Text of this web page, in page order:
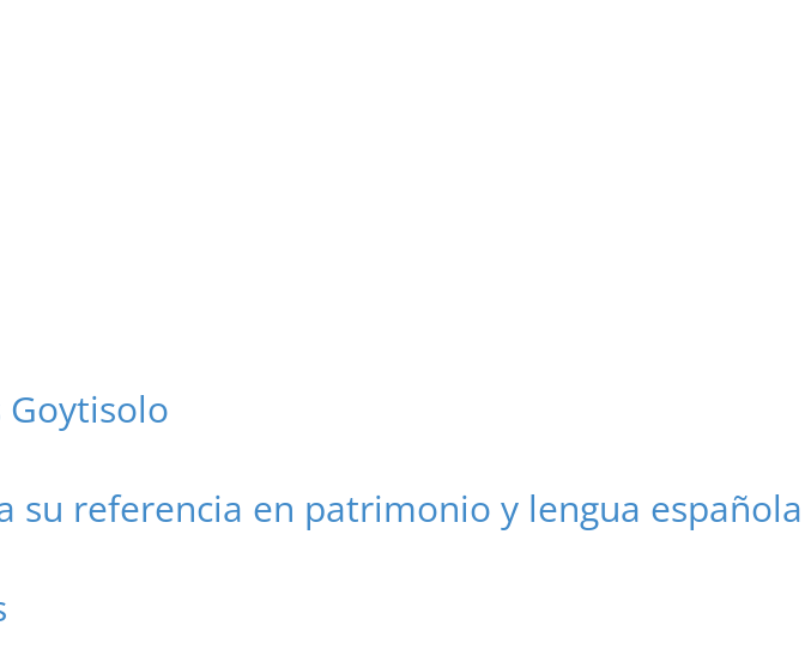
Goytisolo
su referencia en patrimonio y lengua española